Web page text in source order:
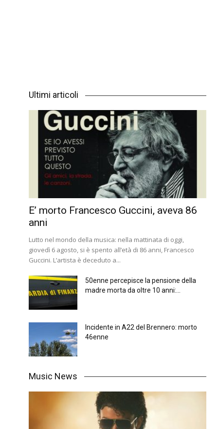
Ultimi articoli
E’ morto Francesco Guccini, aveva 86
anni
Lutto nel mondo della musica: nella mattinata di oggi,
giovedì 6 agosto, si è spento all’età di 86 anni, Francesco
Guccini. L’artista è deceduto a...
50enne percepisce la pensione della
madre morta da oltre 10 anni:...
Incidente in A22 del Brennero: morto
46enne
Music News